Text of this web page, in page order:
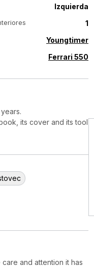
Izquierda
1
Youngtimer
Ferrari 550
its cover and its tool
and attention it has